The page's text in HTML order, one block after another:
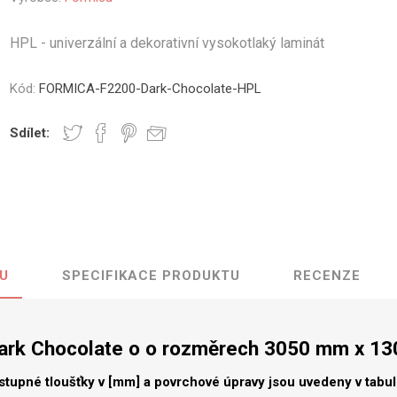
Dřevodekory
Fantazijní
textil
plast
Třída B
HPL - univerzální a dekorativní vysokotlaký laminát
Kód: FORMICA-F2200-Dark-Chocolate-HPL
Sdílet:
SPECIFIKACE PRODUKTU RECENZE
Chocolate o o rozměrech 3050 mm x
tloušťky v [mm] a povrchové úpravy jsou uvedeny v